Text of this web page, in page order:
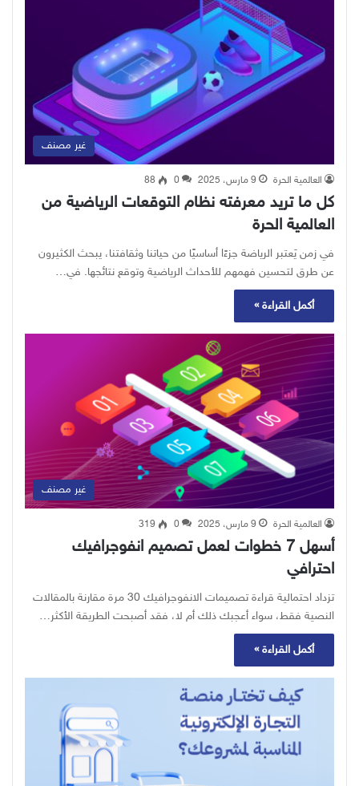
غير مصنف
العالمية الحرة 9 مارس، 2025 0
88
كل ما تريد معرفته نظام التوقعات الرياضية من
العالمية الحرة
في زمن يَعتبر الرياضة جزءًا أساسيًا من حياتنا وثقافتنا، يبحث الكثيرون
عن طرق لتحسين فهمهم للأحداث الرياضية وتوقع نتائجها. في…
أكمل القراءة »
غير مصنف
العالمية الحرة 9 مارس، 2025 0
319
أسهل 7 خطوات لعمل تصميم انفوجرافيك
احترافي
تزداد احتمالية قراءة تصميمات الانفوجرافيك 30 مرة مقارنة بالمقالات
النصية فقط، سواء أعجبك ذلك أم لا، فقد أصبحت الطريقة الأكثر…
أكمل القراءة »